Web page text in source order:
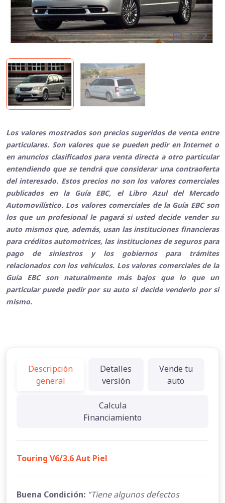
1/2
Los valores mostrados son precios sugeridos de venta entre
particulares. Son valores que se pueden pedir en Internet o
en anuncios clasificados para venta directa a otro particular
entendiendo que se tendrá que considerar una contraoferta
del interesado. Estos precios no son los valores comerciales
publicados en la Guía EBC, el Libro Azul del Mercado
Automovilístico. Los valores comerciales de la Guía EBC son
los que un profesional le pagará si usted decide vender su
auto mismos que, además, usan las instituciones financieras
para créditos automotrices, las instituciones de seguros para
pago de siniestros y los gobiernos para trámites
relacionados con los vehículos. Los valores comerciales de la
Guía EBC son naturalmente más bajos que lo que un
particular puede pedir por su auto si decide venderlo por si
mismo.
Descripción
general
Detalles
versión
Vende tu
auto
Calcula
Financiamiento
Touring V6/3.6 Aut Piel
Buena Condición: "Tiene algunos defectos